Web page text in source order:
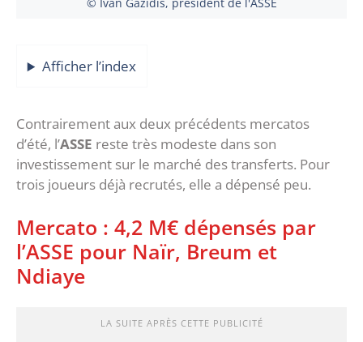
© Ivan Gazidis, président de l'ASSE
Afficher l’index
Contrairement aux deux précédents mercatos
d’été, l’ASSE reste très modeste dans son
investissement sur le marché des transferts. Pour
trois joueurs déjà recrutés, elle a dépensé peu.
Mercato : 4,2 M€ dépensés par
l’ASSE pour Naïr, Breum et
Ndiaye
LA SUITE APRÈS CETTE PUBLICITÉ